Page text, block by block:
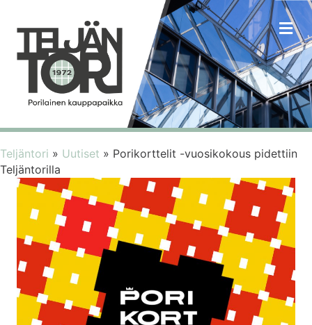
Teljäntori » Uutiset » Porikorttelit -vuosikokous pidettiin
Teljäntorilla